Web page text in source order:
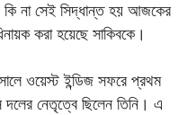
কি না সেই সিদ্ধান্ত হয় আজকের
করা হয়েছে সাকিবকে।
ওয়েস্ট ইন্ডিজ সফরে প্রথম
নেতৃত্বে ছিলেন তিনি। এ